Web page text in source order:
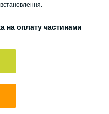
на оплату частинами